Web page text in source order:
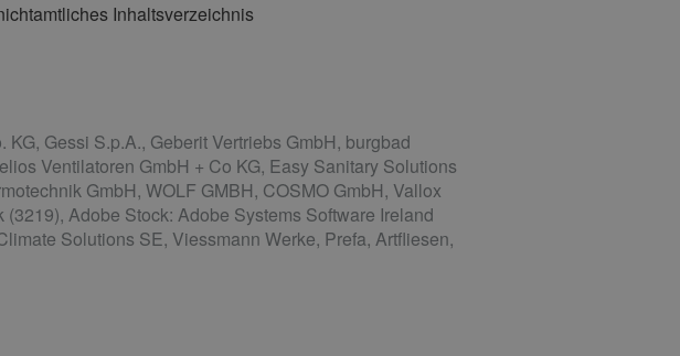
Inhaltsverzeichnis
Gessi S.p.A., Geberit Vertriebs GmbH, burgbad
Ventilatoren GmbH + Co KG, Easy Sanitary Solutions
GmbH, WOLF GMBH, COSMO GmbH, Vallox
Adobe Stock: Adobe Systems Software Ireland
Solutions SE, Viessmann Werke, Prefa, Artfliesen,